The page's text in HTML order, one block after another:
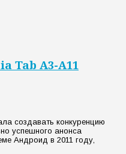
Tab A3-A11
создавать конкуренцию
успешного анонса
Андроид в 2011 году,